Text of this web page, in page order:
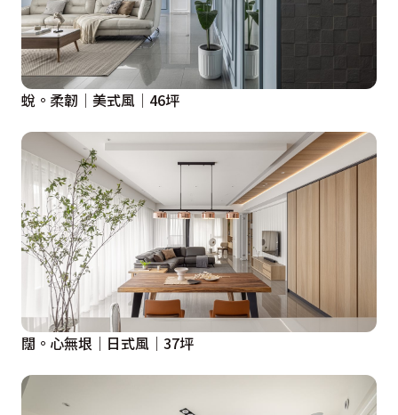
蛻。柔韌│美式風│46坪
闊。心無垠｜日式風｜37坪